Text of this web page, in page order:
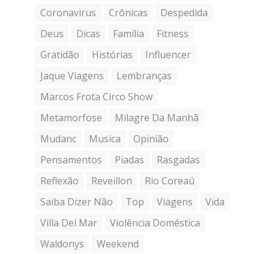
Coronavirus
Crônicas
Despedida
Deus
Dicas Família
Fitness
Gratidão
Histórias
Influencer
Jaque Viagens
Lembranças
Marcos Frota Circo Show
Metamorfose
Milagre Da Manhã
Mudanc
Musica
Opinião
Pensamentos
Piadas
Rasgadas
Reflexão
Reveillon
Rio Coreaú
Saiba Dizer Não
Top Viagens
Vida
Villa Del Mar
Violência Doméstica
Waldonys
Weekend